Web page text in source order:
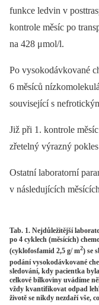
funkce ledvin v
kontrole měsíc po
na 428 μmol/l.
Po vysokodávkované
6 měsíců
související s
Již při 1. kontrole
zřetelný výrazný
Ostatní laboratorní
v následujících
Tab. 1. Nejdůležitější
po 4 cyklech (měsících)
(cyklofosfamid 2,5 g/ m2) se
podání vysokodávkované
sledování, kdy pacientka
celkové bílkoviny uvádíme
vždy kvantifikovat odpad
životě se nikdy nezdaří vše,